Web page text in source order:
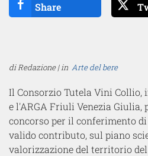
Share
di Redazione | in Arte del bere
Il Consorzio Tutela Vini Collio,
e l'ARGA Friuli Venezia
concorso per il conferimento
valido contributo, sul piano
valorizzazione del territorio